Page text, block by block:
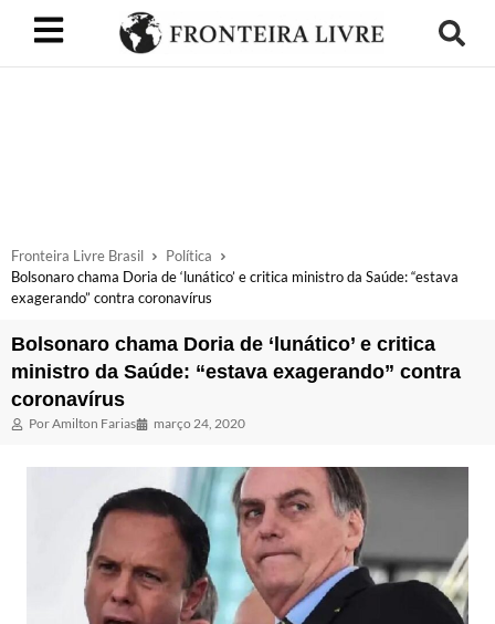
Fronteira Livre Brasil
Política
Bolsonaro chama Doria de ‘lunático’ e critica ministro da Saúde: “estava
exagerando” contra coronavírus
Bolsonaro chama Doria de ‘lunático’ e critica
ministro da Saúde: “estava exagerando” contra
coronavírus
PorAmilton Farias março 24, 2020